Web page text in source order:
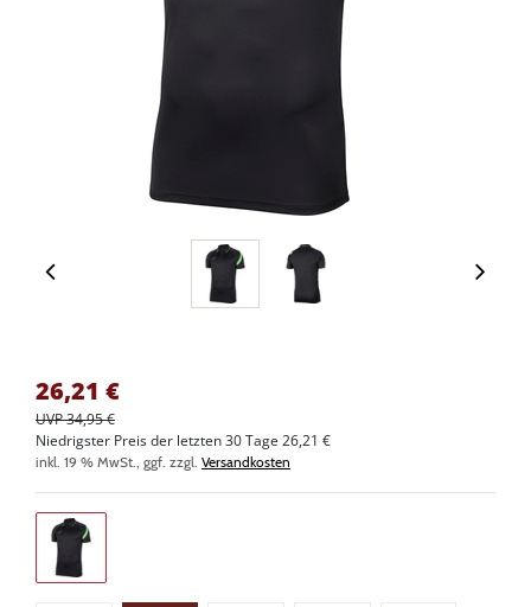
26,21 €
UVP 34,95 €
Niedrigster Preis der letzten 30 Tage 26,21 €
inkl. 19 % MwSt., ggf. zzgl. Versandkosten